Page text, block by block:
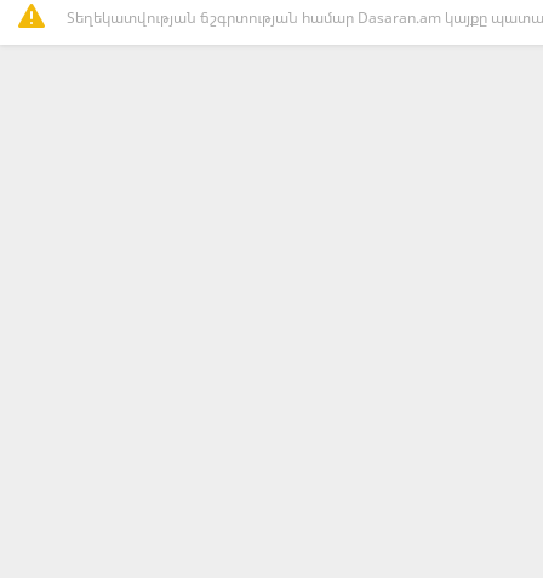
Տեղեկատվության ճշգրտության համար Dasaran.am կայքը